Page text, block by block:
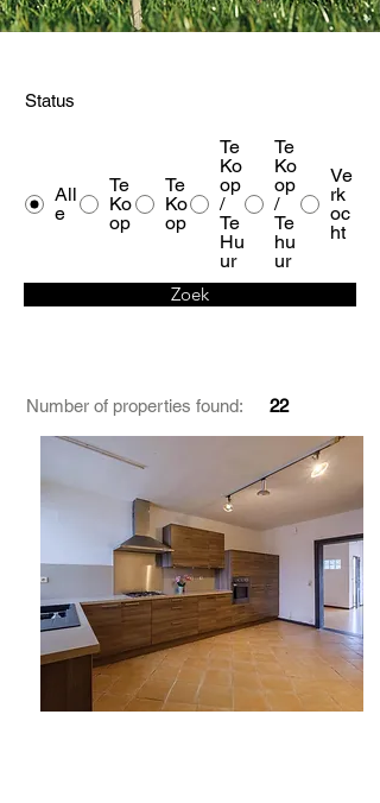
Status
All
e
Te
Ko
op
Te
Ko
op
Te
Ko
op
/
Te
Hu
ur
Te
Ko
op
/
Te
hu
ur
Ve
rk
oc
ht
Zoek
Number of properties found: 22